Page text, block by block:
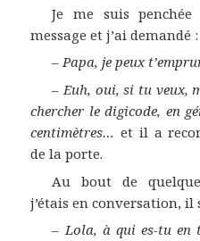
Je me suis
message et j’ai demandé :
–Papa, je peux
–Euh, oui, si tu veux,
chercher le digicode, en
centimètres… et il a
de la porte.
Au bout de
j’étais en conversation, il
–Lola, à qui es-tu en